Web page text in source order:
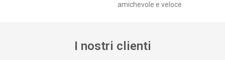
amichevole e veloce.
I nostri clienti